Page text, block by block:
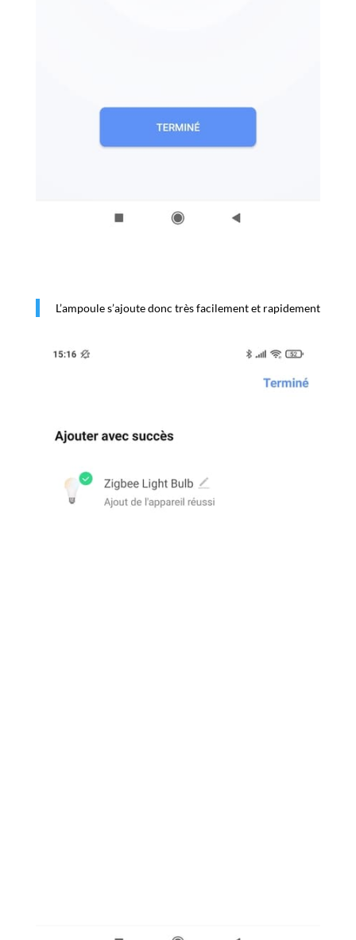
L’ampoule s’ajoute donc très facilement et rapidement